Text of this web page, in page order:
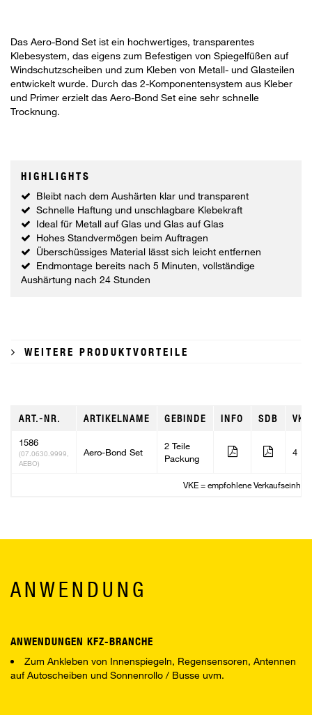
Das Aero-Bond Set ist ein hochwertiges, transparentes
Klebesystem, das eigens zum Befestigen von Spiegelfüßen auf
Windschutzscheiben und zum Kleben von Metall- und Glasteilen
entwickelt wurde. Durch das 2-Komponentensystem aus Kleber
und Primer erzielt das Aero-Bond Set eine sehr schnelle
Trocknung.
HIGHLIGHTS
Bleibt nach dem Aushärten klar und transparent
Schnelle Haftung und unschlagbare Klebekraft
Ideal für Metall auf Glas und Glas auf Glas
Hohes Standvermögen beim Auftragen
Überschüssiges Material lässt sich leicht entfernen
Endmontage bereits nach 5 Minuten, vollständige
Aushärtung nach 24 Stunden
WEITERE PRODUKTVORTEILE
ART.-NR. ARTIKELNAME GEBINDE INFO SDB VKE
1586
(07.0630.9999,
AEBO)
Aero-Bond Set
2 Teile
Packung
4
VKE = empfohlene Verkaufseinheit
ANWENDUNG
ANWENDUNGEN KFZ-BRANCHE
Zum Ankleben von Innenspiegeln, Regensensoren, Antennen
auf Autoscheiben und Sonnenrollo / Busse uvm.